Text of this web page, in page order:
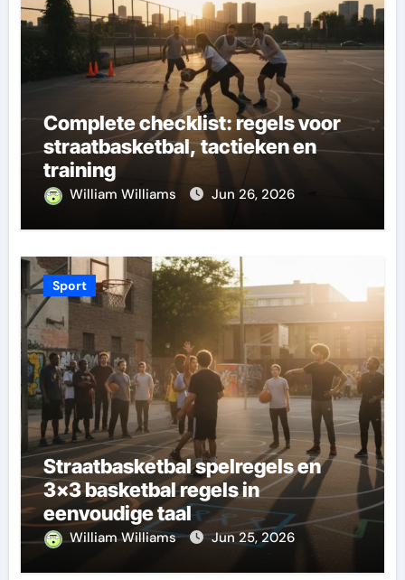
Complete checklist: regels voor
straatbasketbal, tactieken en
training
William Williams Jun 26, 2026
Sport
Straatbasketbal spelregels en
3×3 basketbal regels in
eenvoudige taal
William Williams Jun 25, 2026